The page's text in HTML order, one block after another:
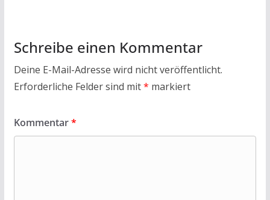
Schreibe einen Kommentar
Deine E-Mail-Adresse wird nicht veröffentlicht.
Erforderliche Felder sind mit* markiert
Kommentar*